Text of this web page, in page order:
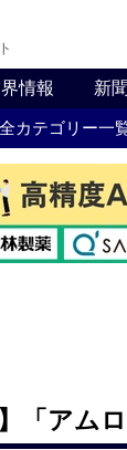
情報 新
全カテゴリー一
「アム